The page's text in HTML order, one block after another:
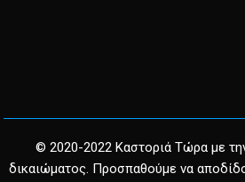
© 2020-2022 Καστοριά Τώρα με
δικαιώματος. Προσπαθούμε να